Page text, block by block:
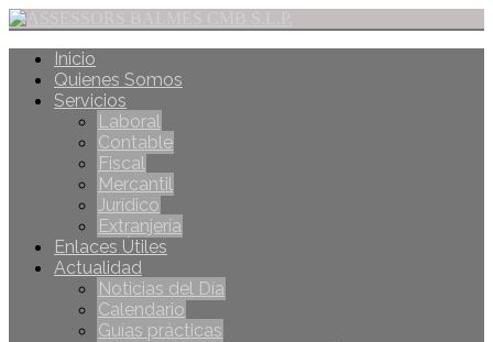
Inicio
Quienes Somos
Servicios
Laboral
Contable
Fiscal
Mercantil
Jurídico
Extranjería
Enlaces Útiles
Actualidad
Noticias del Día
Calendario
Guías prácticas